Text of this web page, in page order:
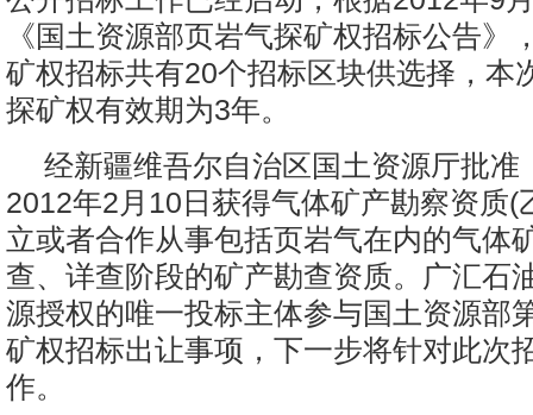
《国土资源部页岩气探矿权招标公告》
矿权招标共有20个招标区块供选择，本
探矿权有效期为3年。
经新疆维吾尔自治区国土资源厅批准
2012年2月10日获得气体矿产勘察资质(
立或者合作从事包括页岩气在内的气体
查、详查阶段的矿产勘查资质。广汇石
源授权的唯一投标主体参与国土资源部
矿权招标出让事项，下一步将针对此次
作。